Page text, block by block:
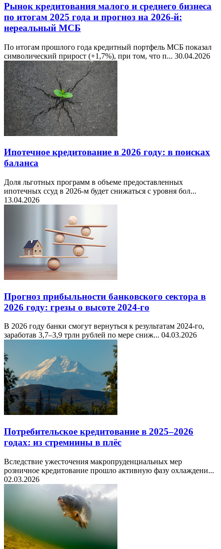
Рынок кредитования малого и среднего бизнеса
по итогам 2025 года и прогноз на 2026-й:
нереальный МСБ
По итогам прошлого года кредитный портфель МСБ показал
символический прирост (+1,7%), при том, что п... 30.04.2026
Ипотечное кредитование в 2026 году: в поисках
баланса
Доля льготных программ в объеме предоставленных
ипотечных ссуд в 2026-м будет снижаться с уровня бол...
13.04.2026
Прогноз прибыльности банковского сектора в
2026 году: грезы о высоте 2024-го
В 2026 году банки смогут вернуться к результатам 2024-го,
заработав 3,7–3,9 трлн рублей по мере сниж... 04.03.2026
Потребительское кредитование в 2025–2026
годах: из стремнины в плёс
Вследствие ужесточения макропруденциальных мер
розничное кредитование прошло активную фазу охлаждени...
02.03.2026